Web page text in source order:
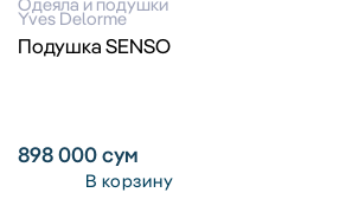
Yves Delorme
Подушка SENSO
898 000сум
В корзину